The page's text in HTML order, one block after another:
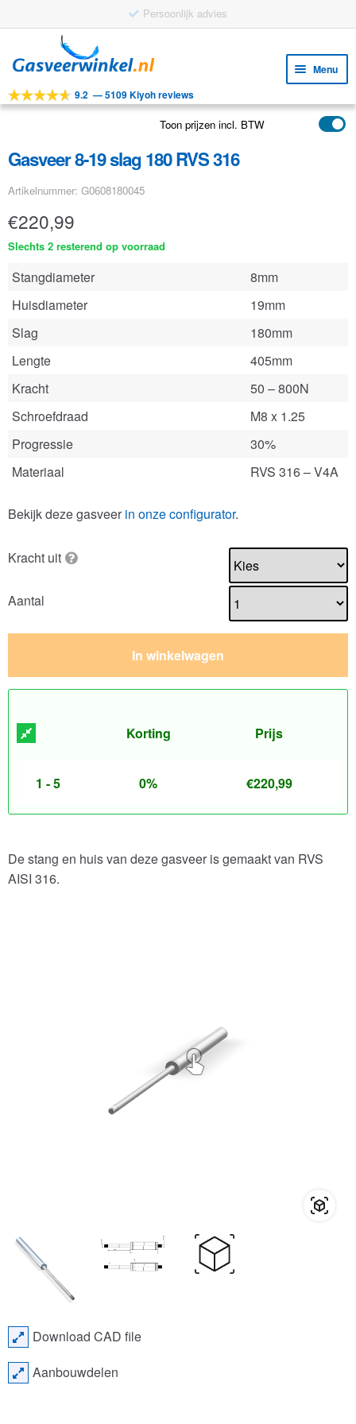
Persoonlijk advies
door
navigatie
naar
inhoud
Menu
Tools
Toepassingen
Klantenservice
FAQ
9.2 —5109 Kiyoh reviews
Toon prijzen incl. BTW
Gasveer 8-19 slag 180 RVS 316
Artikelnummer: G0608180045
€220,99
Slechts 2 resterend op voorraad
Stangdiameter
8mm
Huisdiameter
19mm
Slag
180mm
Lengte
405mm
Kracht
50 – 800N
Schroefdraad
M8 x 1.25
Progressie
30%
Materiaal
RVS 316 – V4A
Bekijk deze gasveer in onze configurator.
Kracht uit
Aantal
In winkelwagen
Korting Prijs
1 - 5 0% €220,99
De stang en huis van deze gasveer is gemaakt van RVS
AISI 316.
Download CAD file
Aanbouwdelen